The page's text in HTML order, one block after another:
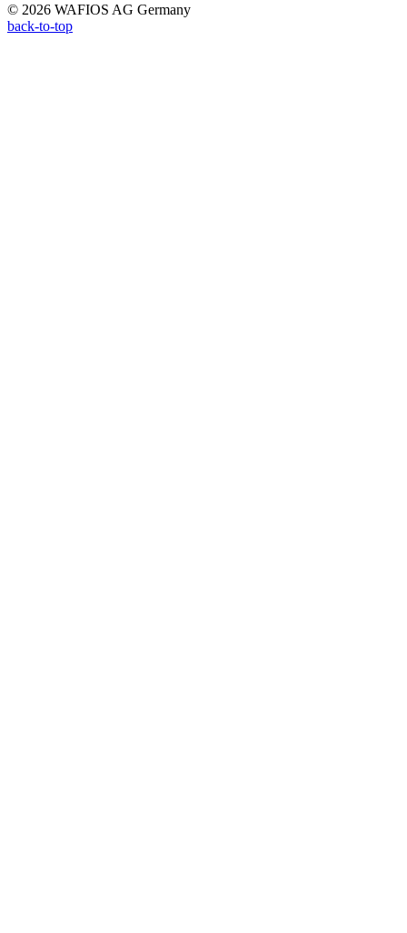
© 2026 WAFIOS AG Germany
back-to-top